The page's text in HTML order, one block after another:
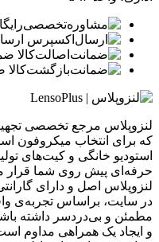
لنزوپلاس مرجع تخصصی
که برای انتخاب میکروفون
استودیو خانگی و کیت‌های
حرفه‌ای پیش روی شما قرار
لنزوپلاس اصل و دارای
در سایت، براساس تجربه‌ی
مطمئن و بی‌دردسر داشته
و ایجاد یک همراهی مداوم